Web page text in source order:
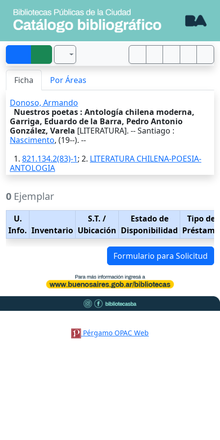
Ficha Por Áreas
Donoso, Armando
Nuestros poetas : Antología chilena moderna,
Garriga, Eduardo de la Barra, Pedro Antonio
González, Varela [LITERATURA]. --Santiago :
Nascimento, (19--). --
1. 821.134.2(83)-1; 2. LITERATURA CHILENA-POESIA-
ANTOLOGIA
0 Ejemplar
U.
Info. Inventario
S.T. /
Ubicación
Estado de
Disponibilidad
Tipo de
Préstamo
Formulario para Solicitud
Pérgamo OPAC Web